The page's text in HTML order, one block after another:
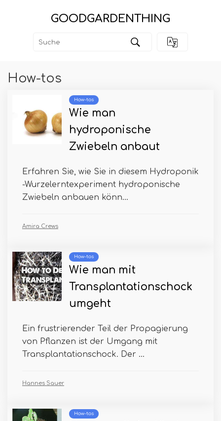
GOODGARDENTHING
How-tos
How-tos
Wie man
hydroponische
Zwiebeln anbaut
Erfahren Sie, wie Sie in diesem Hydroponik
-Wurzelerntexperiment hydroponische
Zwiebeln anbauen könn...
Amira Crews
How-tos
Wie man mit
Transplantationschock
umgeht
Ein frustrierender Teil der Propagierung
von Pflanzen ist der Umgang mit
Transplantationschock. Der ...
Hannes Sauer
How-tos